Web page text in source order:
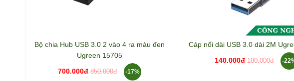
Bộ chia Hub USB 3.0 2 vào 4 ra màu đen
Ugreen 15705
700.000đ 850.000đ -17%
Cáp nối dài USB 3.0 dài 2M
140.000đ 180.000đ -